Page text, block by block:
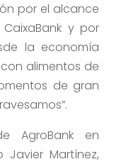
por el alcance
y por
la economía
alimentos de
de gran
AgroBank en
Javier Martínez,